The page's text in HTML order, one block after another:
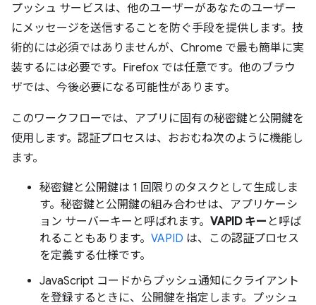
プッシュ サービスは、他のユーザーがあなたのユーザー
にメッセージを送信することを防ぐ手段を提供します。技
術的には必須ではありませんが、Chrome で最も簡単に実
装するには必要です。Firefox では任意です。他のブラウ
ザでは、今後必要になる可能性があります。
このワークフローでは、アプリに固有の秘密鍵と公開鍵を
使用します。認証プロセスは、おおむね次のように機能し
ます。
秘密鍵と公開鍵は 1 回限りのタスクとして生成しま
す。秘密鍵と公開鍵の組み合わせは、アプリケーシ
ョン サーバーキーと呼ばれます。 VAPID キー と呼ば
れることもあります。 VAPID は、この認証プロセス
を定義する仕様です。
JavaScript コードからプッシュ通知にクライアント
を登録するときに、公開鍵を指定します。プッシュ